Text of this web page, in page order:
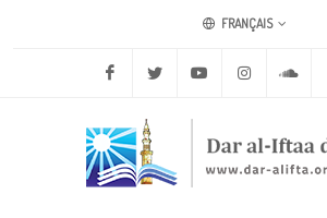
FRANÇAIS
Facebook Twitter Youtube Instagram